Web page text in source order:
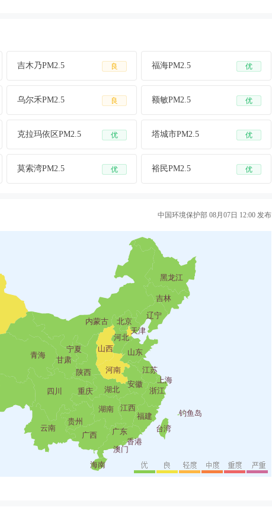
吉木乃PM2.5 良 福海PM2.5 优
乌尔禾PM2.5 良 额敏PM2.5 优
克拉玛依区PM2.5 优 塔城市PM2.5 优
莫索湾PM2.5 优 裕民PM2.5 优
中国环境保护部 08月07日 12:00 发布
黑龙江
吉林
辽宁
河北
山东
江苏
浙江
安徽
河南
山西
陕西
甘肃
湖北
江西
福建
湖南
贵州
四川
云南
青海
海南
上海
重庆
北京
天津
宁夏
内蒙古
广西 广东
香港
台湾
澳门
钓鱼岛